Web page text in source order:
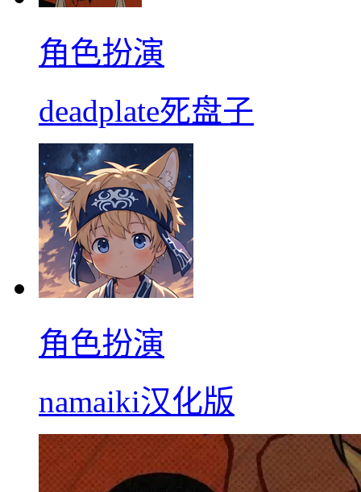
角色扮演
deadplate死盘子
角色扮演
namaiki汉化版